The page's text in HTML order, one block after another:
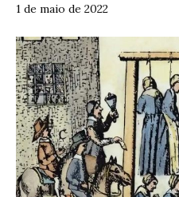
1 de maio de 2022